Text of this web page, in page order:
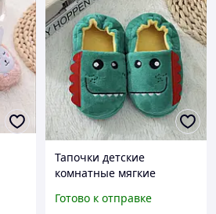
Тапочки детские
комнатные мягкие
Готово к отправке